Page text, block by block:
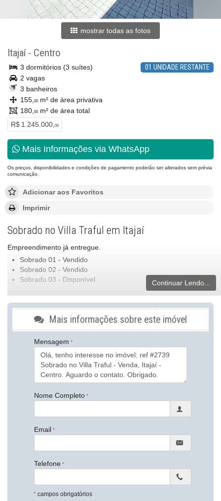
mostrar todas as fotos
Itajaí- Centro
01 UNIDADE RESTANTE
3 dormitórios (3 suítes)
2 vagas
3 banheiros
155, 00m² de área privativa
180, 00m² de área total
R$ 1.245.000, 00
Mais Informações via WhatsApp
Os preços, disponibilidades e condições de pagamento poderão ser alterados sem prévia
comunicação.
Adicionar aos Favoritos
Imprimir
Sobrado no Villa Traful em Itajaí
Empreendimento já entregue.
Sobrado 01 - Vendido
Sobrado 02 - Vendido
Sobrado 03 - Disponível
Características do Imóvel
Aquecimento de Água
Churrasqueira
Piso Porcelanato
Piso Vinílico
Infra para Ar Split
Acabamento em Gesso
Área de Serviço
Sacada / Varanda
Sala de Estar
Sala de Jantar
Sala para 2 Ambientes
Espaço Gourmet
Suíte Master
Continuar Lendo...
Mais informações sobre este imóvel
Mensagem
Nome Completo
Email
Telefone
* campos obrigatórios